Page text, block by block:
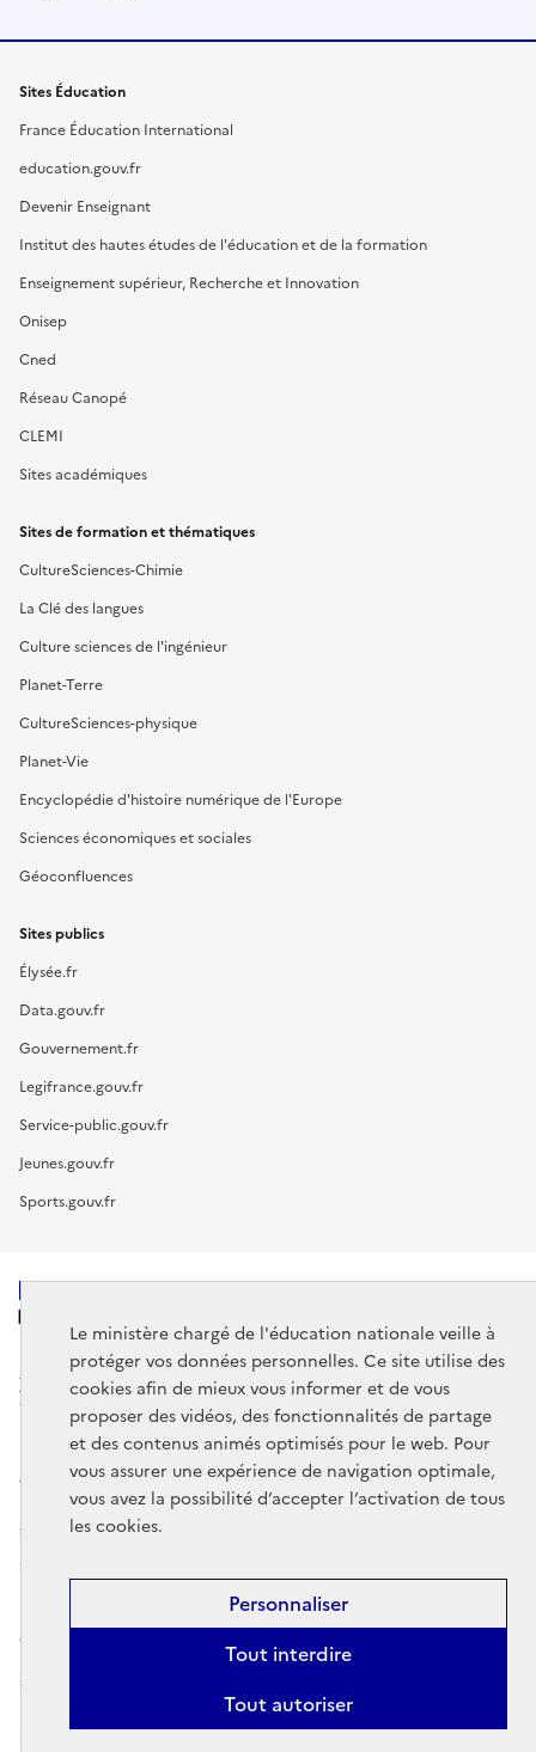
Le ministère chargé de l'éducation nationale veille à
protéger vos données personnelles. Ce site utilise des
cookies afin de mieux vous informer et de vous
proposer des vidéos, des fonctionnalités de partage
et des contenus animés optimisés pour le web. Pour
vous assurer une expérience de navigation optimale,
vous avez la possibilité d’accepter l’activation de tous
les cookies.
Tout autoriser
Tout interdire
Personnaliser
Sites Éducation
France Éducation International
education.gouv.fr
Devenir Enseignant
Institut des hautes études de l'éducation et de la formation
Enseignement supérieur, Recherche et Innovation
Onisep
Cned
Réseau Canopé
CLEMI
Sites académiques
Sites de formation et thématiques
CultureSciences-Chimie
La Clé des langues
Culture sciences de l'ingénieur
Planet-Terre
CultureSciences-physique
Planet-Vie
Encyclopédie d'histoire numérique de l'Europe
Sciences économiques et sociales
Géoconfluences
Sites publics
Élysée.fr
Data.gouv.fr
Gouvernement.fr
Legifrance.gouv.fr
Service-public.gouv.fr
Jeunes.gouv.fr
Sports.gouv.fr
MINISTÈRE
DE L'ÉDUCATION
NATIONALE
data.gouv.fr
legifrance.gouv.fr
service-public.gouv.fr
Données personnelles et cookies
cookies
site
Sauf cas particuliers indiqués dans les mentions légales, les contenus de